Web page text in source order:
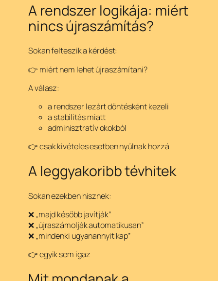
A rendszer logikája: miért
nincs újraszámítás?
Sokan felteszik a kérdést:
👉 miért nem lehet újraszámítani?
A válasz:
a rendszer lezárt döntésként kezeli
a stabilitás miatt
adminisztratív okokból
👉 csak kivételes esetben nyúlnak hozzá
A leggyakoribb tévhitek
Sokan ezekben hisznek:
❌ „majd később javítják”
❌ „újraszámolják automatikusan”
❌ „mindenki ugyanannyit kap”
👉 egyik sem igaz